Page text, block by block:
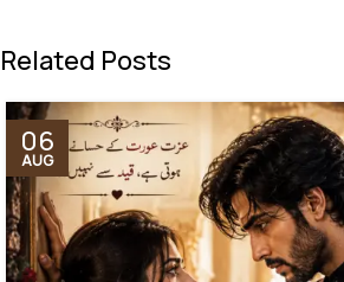
Related Posts
06
AUG